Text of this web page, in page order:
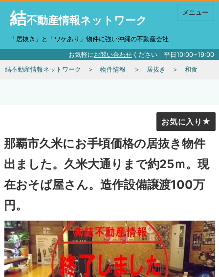
結不動産情報ネットワーク
「居抜き」と「ワケあり」物件に強い沖縄の不動産会社
お気軽にお問い合わせください 平日10:00~19:00
メニュー
結不動産情報ネットワーク 物件情報 居抜き 和食
那覇市久米にお手頃価格の居抜き物件
出ました。久米大通りまで約25ｍ。現
在おそば屋さん。造作設備譲渡100万
円。
お気に入り